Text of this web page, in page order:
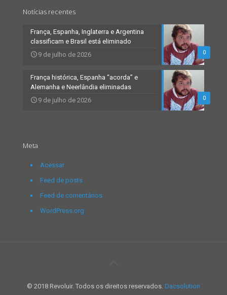
Notícias recentes
0
França, Espanha, Inglaterra e Argentina
classificam e Brasil está eliminado
9 de julho de 2026
0
França histórica, Espanha “acorda” e
Alemanha e Neerlândia eliminadas
9 de julho de 2026
Meta
Acessar
Feed de posts
Feed de comentários
WordPress.org
© 2018 Revoluir. Todos os direitos reservados. Dacsolution